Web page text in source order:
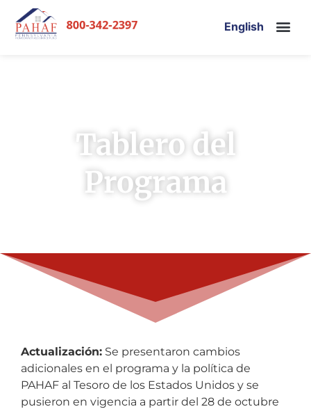
English
Tablero del
Programa
Actualización: Se presentaron cambios
adicionales en el programa y la política de
PAHAF al Tesoro de los Estados Unidos y se
pusieron en vigencia a partir del 28 de octubre